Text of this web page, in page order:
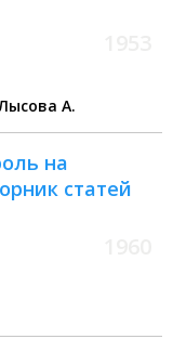
А.
на
статей